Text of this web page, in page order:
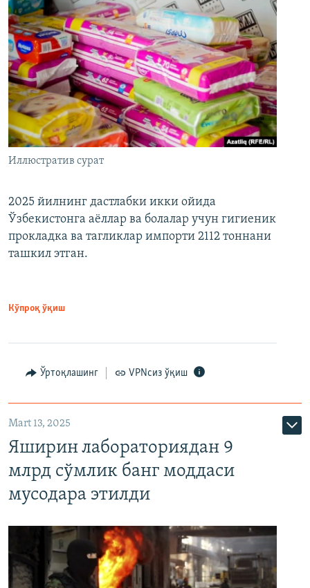
Иллюстратив сурат
2025 йилнинг дастлабки икки ойида
Ўзбекистонга аёллар ва болалар учун гигиеник
прокладка ва тагликлар импорти 2112 тоннани
ташкил этган.
Кўпроқ ўқиш
Ўртоқлашинг VPNсиз ўқиш
Mart 13, 2025
Яширин лабораториядан 9
млрд сўмлик банг моддаси
мусодара этилди